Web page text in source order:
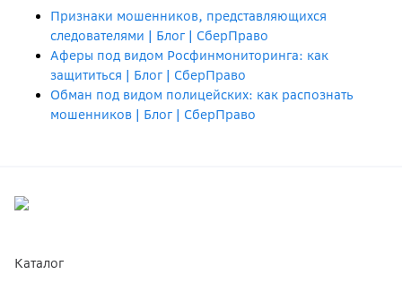
Признаки мошенников, представляющихся
следователями | Блог | СберПраво
Аферы под видом Росфинмониторинга: как
защититься | Блог | СберПраво
Обман под видом полицейских: как распознать
мошенников | Блог | СберПраво
Каталог